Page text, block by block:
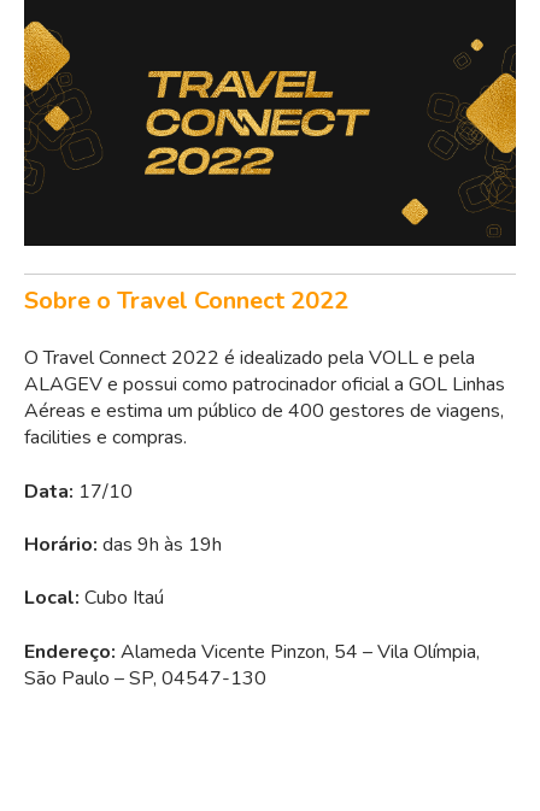
Sobre o Travel Connect 2022
O Travel Connect 2022 é idealizado pela VOLL e pela
ALAGEV e possui como patrocinador oficial a GOL Linhas
Aéreas e estima um público de 400 gestores de viagens,
facilities e compras.
Data: 17/10
Horário: das 9h às 19h
Local: Cubo Itaú
Endereço: Alameda Vicente Pinzon, 54 – Vila Olímpia,
São Paulo – SP, 04547-130